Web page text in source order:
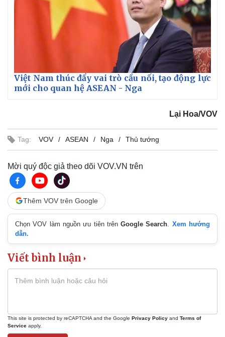
Pháp luật
Vụ án
Tin nóng
Tư vấn luật
Vũ khí
Việt Nam
Việt Nam thúc đẩy vai trò cầu nối, tạo động lực
mới cho quan hệ ASEAN - Nga
Lại Hoa/VOV
Tag: VOV ASEAN Nga Thủ tướng
Mời quý độc giả theo dõi VOV.VN trên
Thêm VOV trên Google
Chọn VOV làm nguồn ưu tiên trênGoogle Search
Xem hướng
dẫn.
Viết bình luận
This site is protected by reCAPTCHA and the Google Privacy Policy and Terms of
Service apply.